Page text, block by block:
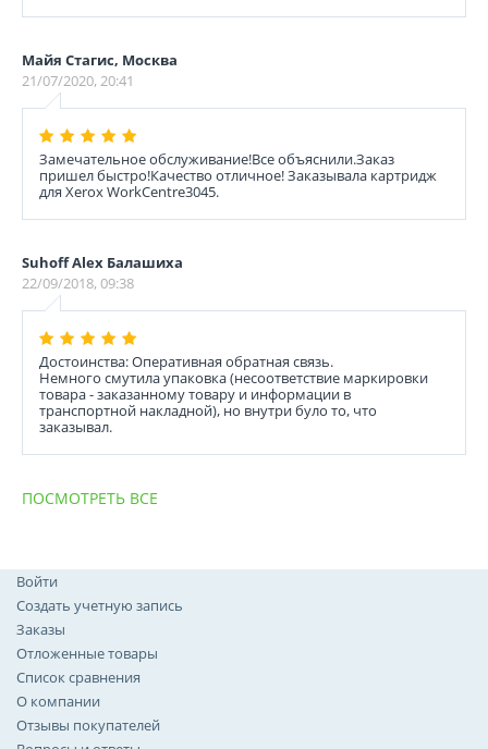
Майя Стагис, Москва
21/07/2020, 20:41
Замечательное обслуживание!Все объяснили.Заказ
пришел быстро!Качество отличное! Заказывала картридж
для Xerox WorkCentre3045.
Suhoff Alex Балашиха
22/09/2018, 09:38
Достоинства: Оперативная обратная связь.
Немного смутила упаковка (несоответствие маркировки
товара - заказанному товару и информации в
транспортной накладной), но внутри було то, что
заказывал.
ПОСМОТРЕТЬ ВСЕ
Войти
Создать учетную запись
Заказы
Отложенные товары
Список сравнения
О компании
Отзывы покупателей